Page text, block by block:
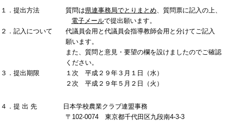
１．提出方法 質問は県連事務局でとりまとめ 、質問票に記入の上、
電子メールで提出願います。
２．記入について 代議員会用と代議員会指導教師会用と分けてご記入
願います。
また、質問と意見・要望の欄を設けましたのでご確認
ください。
３． 提出期限 １次 平成 ２９ 年３月 １ 日（水）
２次 平成２９年５月２日（火）
４．提 出 先
日本学校農業クラブ連盟事務
〒 102-0074 東京都千代田区九段南4-3-3